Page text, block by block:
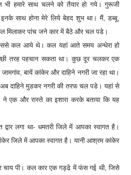
भी हमारे साथ चलने को तैयार हो गये। गुरूजी
साथ होना मेरे लिये बेहद शुभ था। मैं, डब्बू,
मिलाकर पांच जने कार में बैठे और चल पडे।
कल आये थे। कल यहां आते समय अन्धेरा हो
तरह पहचान सकता था। कुछ दूर चलकर एक
बायें कांकेर और दाहिने नगरी जा रहा था।
दाहिने मुडकर नगरी की तरफ चल पडे। यहां से
एक और रास्ते का इशारा करके बताया कि यह
लगा था- धमतरी जिले में आपका स्वागत है।
जिले में आपका स्वागत है। यानी आश्रम कांकेर
चाय पी। कल कार एक गड्ढे में फंस गई थी, जिसे